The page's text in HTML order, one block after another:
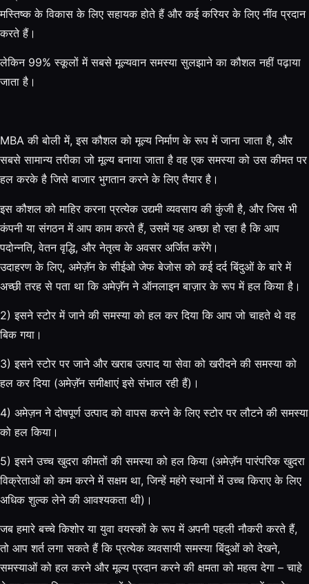
मस्तिष्क के विकास के लिए सहायक होते हैं और कई करियर के लिए नींव प्रदान
करते हैं।
लेकिन 99% स्कूलों में सबसे मूल्यवान समस्या सुलझाने का कौशल नहीं पढ़ाया
जाता है।
MBA की बोली में, इस कौशल को मूल्य निर्माण के रूप में जाना जाता है, और
सबसे सामान्य तरीका जो मूल्य बनाया जाता है वह एक समस्या को उस कीमत पर
हल करके है जिसे बाजार भुगतान करने के लिए तैयार है।
इस कौशल को माहिर करना प्रत्येक उद्यमी व्यवसाय की कुंजी है, और जिस भी
कंपनी या संगठन में आप काम करते हैं, उसमें यह अच्छा हो रहा है कि आप
पदोन्नति, वेतन वृद्धि, और नेतृत्व के अवसर अर्जित करेंगे।
उदाहरण के लिए, अमेज़ॅन के सीईओ जेफ बेजोस को कई दर्द बिंदुओं के बारे में
अच्छी तरह से पता था कि अमेज़ॅन ने ऑनलाइन बाज़ार के रूप में हल किया है।
2) इसने स्टोर में जाने की समस्या को हल कर दिया कि आप जो चाहते थे वह
बिक गया।
3) इसने स्टोर पर जाने और खराब उत्पाद या सेवा को खरीदने की समस्या को
हल कर दिया (अमेज़ॅन समीक्षाएं इसे संभाल रही हैं)।
4) अमेज़न ने दोषपूर्ण उत्पाद को वापस करने के लिए स्टोर पर लौटने की समस्या
को हल किया।
5) इसने उच्च खुदरा कीमतों की समस्या को हल किया (अमेज़ॅन पारंपरिक खुदरा
विक्रेताओं को कम करने में सक्षम था, जिन्हें महंगे स्थानों में उच्च किराए के लिए
अधिक शुल्क लेने की आवश्यकता थी)।
जब हमारे बच्चे किशोर या युवा वयस्कों के रूप में अपनी पहली नौकरी करते हैं,
तो आप शर्त लगा सकते हैं कि प्रत्येक व्यवसायी समस्या बिंदुओं को देखने,
समस्याओं को हल करने और मूल्य प्रदान करने की क्षमता को महत्व देगा – चाहे